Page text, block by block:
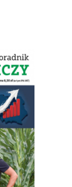
AKSA, woj.